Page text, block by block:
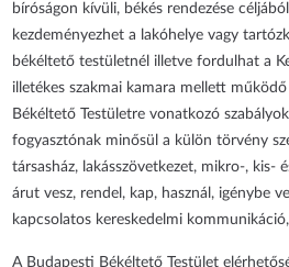
bíróságon kívüli, békés rendezése
kezdeményezhet a lakóhelye vagy
békéltető testületnél illetve fordulhat a
illetékes szakmai kamara mellett
Békéltető Testületre vonatkozó
fogyasztónak minősül a külön törvény
társasház, lakásszövetkezet, mikro-, kis-
árut vesz, rendel, kap, használ, igénybe
kapcsolatos kereskedelmi
A Budapesti Békéltető Testület